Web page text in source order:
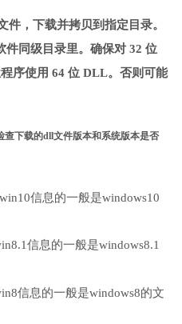
件，下载并拷贝到指定目录。
件同级目录里。确保对 32 位
序使用 64 位 DLL。否则可能
查下载的dll文件版本和系统版本是否
信息的一般是windows10
信息的一般是windows8.1
信息的一般是windows8的文